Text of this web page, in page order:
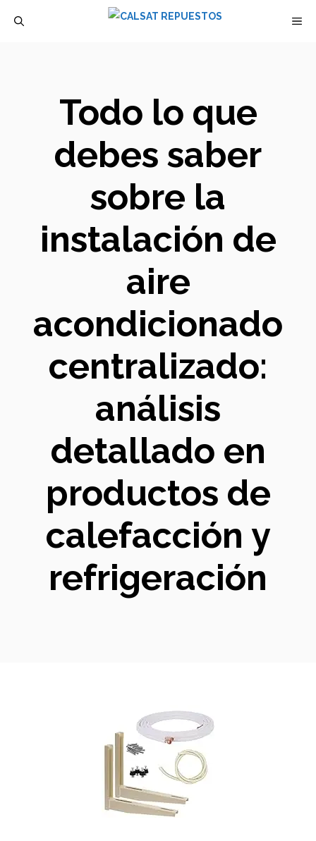
Todo lo que
debes saber
sobre la
instalación de
aire
acondicionado
centralizado:
análisis
detallado en
productos de
calefacción y
refrigeración